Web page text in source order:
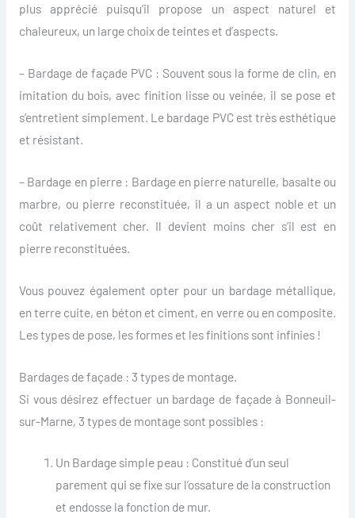
plus apprécié puisqu’il propose un aspect naturel et
chaleureux, un large choix de teintes et d’aspects.
– Bardage de façade PVC : Souvent sous la forme de clin, en
imitation du bois, avec finition lisse ou veinée, il se pose et
s’entretient simplement. Le bardage PVC est très esthétique
et résistant.
– Bardage en pierre : Bardage en pierre naturelle, basalte ou
marbre, ou pierre reconstituée, il a un aspect noble et un
coût relativement cher. Il devient moins cher s’il est en
pierre reconstituées.
Vous pouvez également opter pour un bardage métallique,
en terre cuite, en béton et ciment, en verre ou en composite.
Les types de pose, les formes et les finitions sont infinies !
Bardages de façade : 3 types de montage.
Si vous désirez effectuer un bardage de façade à Bonneuil-
sur-Marne, 3 types de montage sont possibles :
Un Bardage simple peau : Constitué d’un seul
parement qui se fixe sur l’ossature de la construction
et endosse la fonction de mur.